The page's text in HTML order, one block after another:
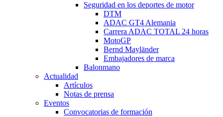
Seguridad en los deportes de motor
DTM
ADAC GT4 Alemania
Carrera ADAC TOTAL 24 horas
MotoGP
Bernd Mayländer
Embajadores de marca
Balonmano
Actualidad
Artículos
Notas de prensa
Eventos
Convocatorias de formación